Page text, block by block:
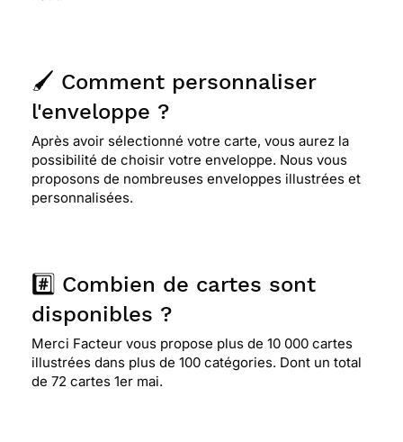
🖌️ Comment personnaliser
l'enveloppe ?
Après avoir sélectionné votre carte, vous aurez la
possibilité de choisir votre enveloppe. Nous vous
proposons de nombreuses enveloppes illustrées et
personnalisées.
#️⃣ Combien de cartes sont
disponibles ?
Merci Facteur vous propose plus de 10 000 cartes
illustrées dans plus de 100 catégories. Dont un total
de 72 cartes 1er mai.